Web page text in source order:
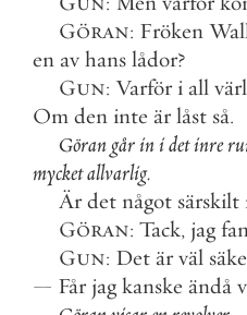
Göran: Fröken
en av hans lådor?
Gun: Varför i all
Om den inte är låst så.
Görangårinidetinre
mycketallvarlig.
Är det något särskilt
Göran: Tack, jag
Gun: Det är väl
— Får jag kanske ändå